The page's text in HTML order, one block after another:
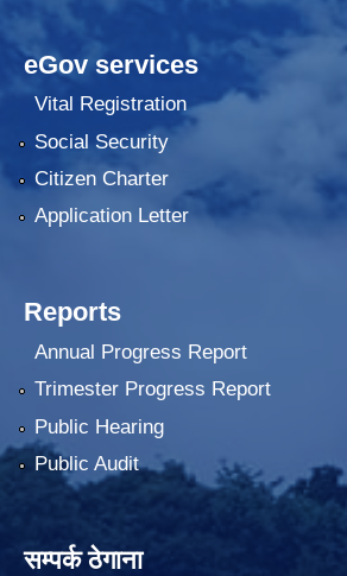
eGov services
Vital Registration
Social Security
Citizen Charter
Application Letter
Reports
Annual Progress Report
Trimester Progress Report
Public Hearing
Public Audit
सम्पर्क ठेगाना